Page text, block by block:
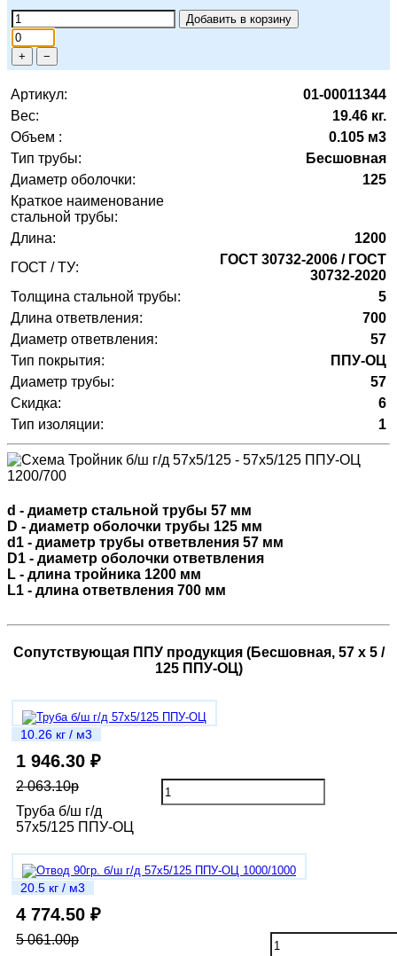
Добавить в корзину
+ −
Артикул:
01-00011344
Вес:
19.46 кг.
Объем :
0.105 м3
Тип трубы:
Бесшовная
Диаметр оболочки:
125
Краткое наименование
стальной трубы:
Длина:
1200
ГОСТ / ТУ:
ГОСТ 30732-2006 / ГОСТ
30732-2020
Толщина стальной трубы:
5
Длина ответвления:
700
Диаметр ответвления:
57
Тип покрытия:
ППУ-ОЦ
Диаметр трубы:
57
Скидка:
6
Тип изоляции:
1
d - диаметр стальной трубы 57 мм
D - диаметр оболочки трубы 125 мм
d1 - диаметр трубы ответвления 57 мм
D1 - диаметр оболочки ответвления
L - длина тройника 1200 мм
L1 - длина ответвления 700 мм
Сопутствующая ППУ продукция (Бесшовная, 57 х 5 /
125 ППУ-ОЦ)
10.26 кг / м3
1 946.30 ₽
2 063.10р
Труба б/ш г/д
57х5/125 ППУ-ОЦ
20.5 кг / м3
4 774.50 ₽
5 061.00р